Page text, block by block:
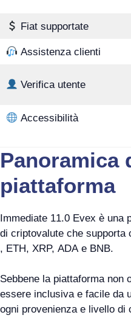
Fiat supportate
Assistenza clienti
Verifica utente
Accessibilità
Panoramica
piattaforma
Immediate 11.0 Evex è una
di criptovalute che supporta
, ETH, XRP, ADA e BNB.
Sebbene la piattaforma non
essere inclusiva e facile da
ogni provenienza e livello di